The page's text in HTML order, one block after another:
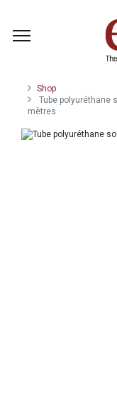
Shop
Tube polyuréthane
mètres